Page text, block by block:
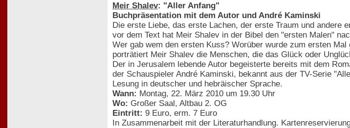
Meir Shalev: "Aller Anfang"
Buchpräsentation mit dem Autor und André Kaminski
Die erste Liebe, das erste Lachen, der erste Traum und
vor dem Text hat Meir Shalev in der Bibel den "ersten Malen"
Wer gab wem den ersten Kuss? Worüber wurde zum ersten
porträtiert Meir Shalev die Menschen, die das Glück oder
Der in Jerusalem lebende Autor begeisterte bereits mit dem
der Schauspieler André Kaminski, bekannt aus der TV-Serie
Lesung in deutscher und hebräischer Sprache.
Wann: Montag, 22. März 2010 um 19.30 Uhr
Wo: Großer Saal, Altbau 2. OG
Eintritt: 9 Euro, erm. 7 Euro
In Zusammenarbeit mit der Literaturhandlung.